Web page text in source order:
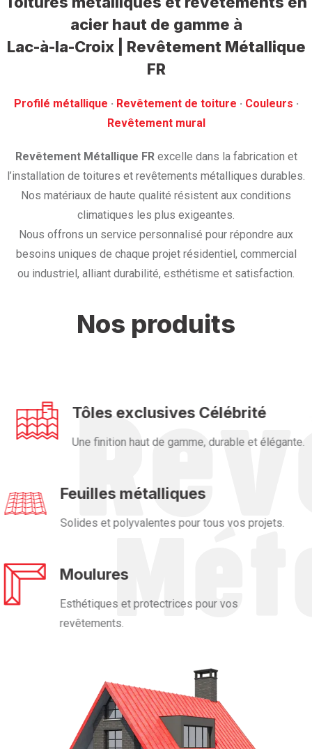
acier haut de gamme à
Lac-à-la-Croix | Revêtement Métallique
FR
Profilé métallique · ‎ Revêtement de toiture · ‎ Couleurs ·
‎Revêtement mural
Revêtement Métallique FRexcelle dans la fabrication et
l’installation de toitures et revêtements métalliques durables.
Nos matériaux de haute qualité résistent aux conditions
climatiques les plus exigeantes.
Nous offrons un service personnalisé pour répondre aux
besoins uniques de chaque projet résidentiel, commercial
ou industriel, alliant durabilité, esthétisme et satisfaction.
Nos produits
Tôles exclusives Célébrité
Une finition haut de gamme, durable et élégante.
Feuilles métalliques
Solides et polyvalentes pour tous vos projets.
Moulures
Esthétiques et protectrices pour vos
revêtements.